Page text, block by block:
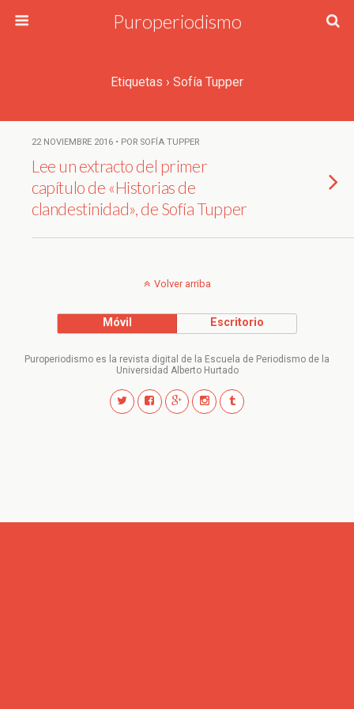
Puroperiodismo
Etiquetas › Sofía Tupper
22 NOVIEMBRE 2016 • POR SOFÍA TUPPER
Lee un extracto del primer
capítulo de «Historias de
clandestinidad», de Sofía Tupper
Volver arriba
Móvil Escritorio
Puroperiodismo es la revista digital de la Escuela de Periodismo de la
Universidad Alberto Hurtado